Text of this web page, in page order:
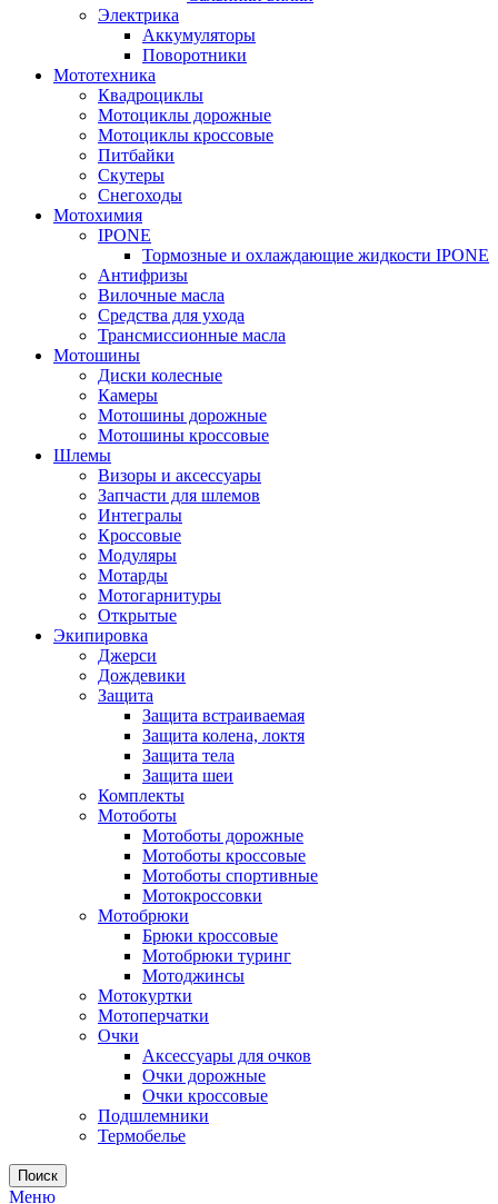
Электрика
Аккумуляторы
Поворотники
Мототехника
Квадроциклы
Мотоциклы дорожные
Мотоциклы кроссовые
Питбайки
Скутеры
Снегоходы
Мотохимия
IPONE
Тормозные и охлаждающие жидкости IPONE
Антифризы
Вилочные масла
Средства для ухода
Трансмиссионные масла
Мотошины
Диски колесные
Камеры
Мотошины дорожные
Мотошины кроссовые
Шлемы
Визоры и аксессуары
Запчасти для шлемов
Интегралы
Кроссовые
Модуляры
Мотарды
Мотогарнитуры
Открытые
Экипировка
Джерси
Дождевики
Защита
Защита встраиваемая
Защита колена, локтя
Защита тела
Защита шеи
Комплекты
Мотоботы
Мотоботы дорожные
Мотоботы кроссовые
Мотоботы спортивные
Мотокроссовки
Мотобрюки
Брюки кроссовые
Мотобрюки туринг
Мотоджинсы
Мотокуртки
Мотоперчатки
Очки
Аксессуары для очков
Очки дорожные
Очки кроссовые
Подшлемники
Термобелье
Поиск
Меню